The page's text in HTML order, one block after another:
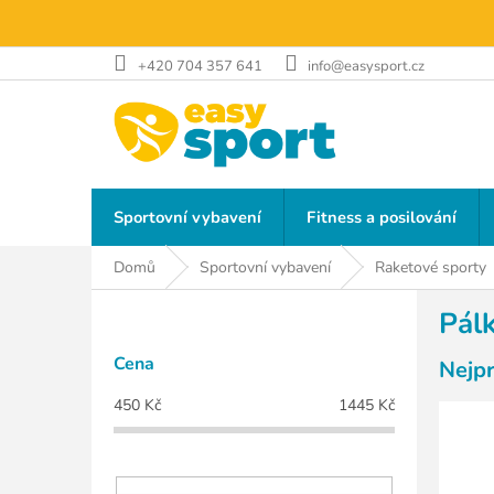
obsah
+420 704 357 641 info@easysport.cz
Sportovní vybavení Fitness a posilování
Domů Sportovní vybavení Raketové sporty
P
Cena
450 Kč 1445 Kč